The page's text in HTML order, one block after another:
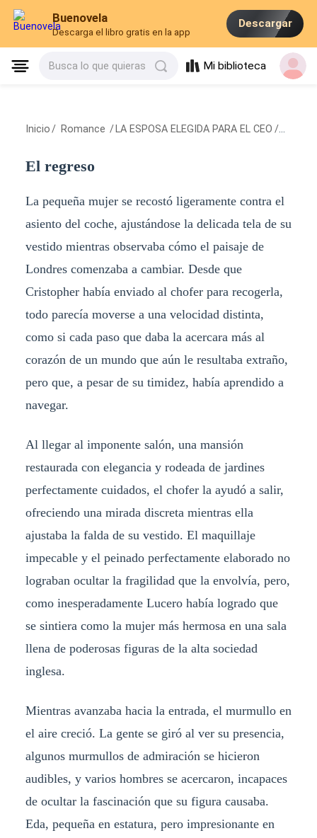
Buenovela
Descarga el libro gratis en la app
Descargar
Busca lo que quieras Mi biblioteca
Inicio / Romance / LA ESPOSA ELEGIDA PARA EL CEO /
El regreso
La pequeña mujer se recostó ligeramente contra el
asiento del coche, ajustándose la delicada tela de su
vestido mientras observaba cómo el paisaje de
Londres comenzaba a cambiar. Desde que
Cristopher había enviado al chofer para recogerla,
todo parecía moverse a una velocidad distinta,
como si cada paso que daba la acercara más al
corazón de un mundo que aún le resultaba extraño,
pero que, a pesar de su timidez, había aprendido a
navegar.
Al llegar al imponente salón, una mansión
restaurada con elegancia y rodeada de jardines
perfectamente cuidados, el chofer la ayudó a salir,
ofreciendo una mirada discreta mientras ella
ajustaba la falda de su vestido. El maquillaje
impecable y el peinado perfectamente elaborado no
lograban ocultar la fragilidad que la envolvía, pero,
como inesperadamente Lucero había logrado que
se sintiera como la mujer más hermosa en una sala
llena de poderosas figuras de la alta sociedad
inglesa.
Mientras avanzaba hacia la entrada, el murmullo en
el aire creció. La gente se giró al ver su presencia,
algunos murmullos de admiración se hicieron
audibles, y varios hombres se acercaron, incapaces
de ocultar la fascinación que su figura causaba.
Eda, pequeña en estatura, pero impresionante en